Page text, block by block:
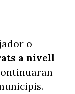
o
a nivell